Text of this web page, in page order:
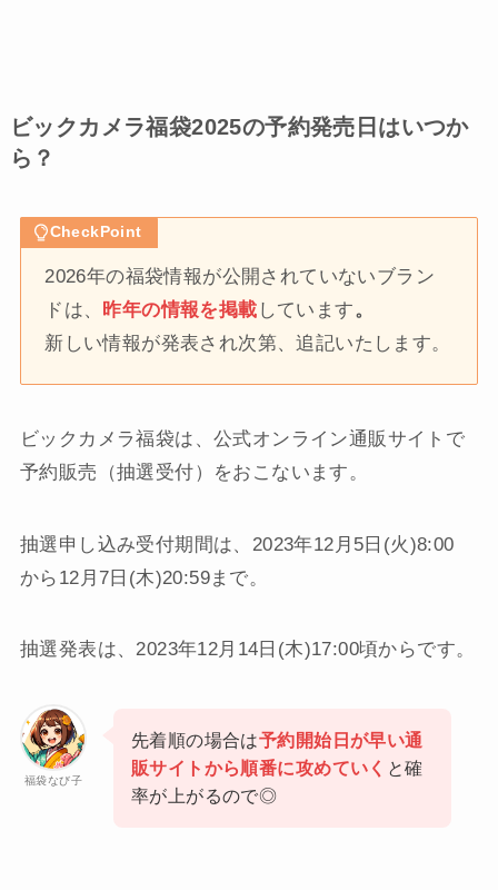
ビックカメラ福袋2025の予約発売日はいつか
ら？
CheckPoint
2026年の福袋情報が公開されていないブラン
ドは、 昨年の情報を掲載 しています。
新しい情報が発表され次第、追記いたします。
ビックカメラ福袋は、公式オンライン通販サイトで
予約販売（抽選受付）をおこないます。
抽選申し込み受付期間は、2023年12月5日(火)8:00
から12月7日(木)20:59まで。
抽選発表は、2023年12月14日(木)17:00頃からです。
福袋なび子
先着順の場合は予約開始日が早い通
販サイトから順番に攻めていく と確
率が上がるので◎